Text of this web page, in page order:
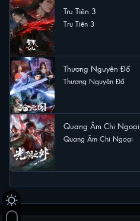
Tru Tiên 3
Tru Tiên 3
Thương Nguyên Đồ
Thương Nguyên Đồ
Quang Âm Chi Ngoại
Quang Âm Chi Ngoại